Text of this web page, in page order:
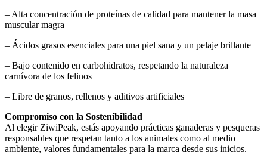
– Alta concentración de proteínas de calidad para mantener la masa
muscular magra
– Ácidos grasos esenciales para una piel sana y un pelaje brillante
– Bajo contenido en carbohidratos, respetando la naturaleza
carnívora de los felinos
– Libre de granos, rellenos y aditivos artificiales
Compromiso con la Sostenibilidad
Al elegir ZiwiPeak, estás apoyando prácticas ganaderas y pesqueras
responsables que respetan tanto a los animales como al medio
ambiente, valores fundamentales para la marca desde sus inicios.